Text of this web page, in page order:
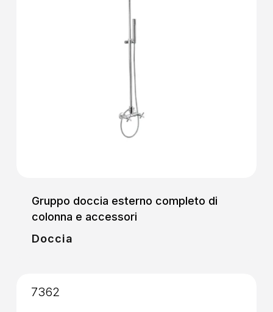
Gruppo doccia esterno completo di
colonna e accessori
Doccia
7362